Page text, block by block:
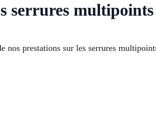
serrures multipoints
nos prestations sur les serrures